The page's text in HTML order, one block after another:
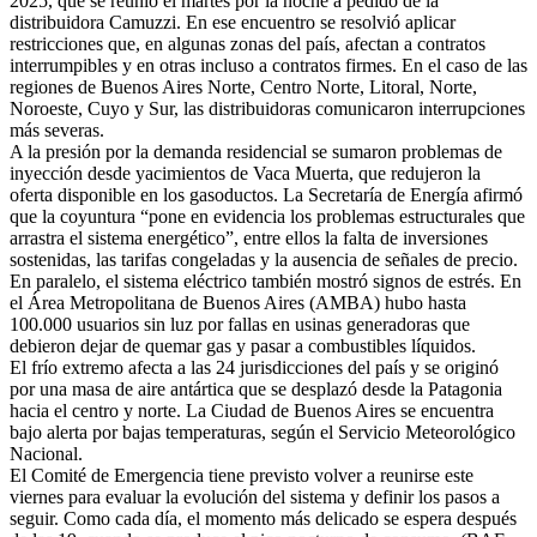
distribuidora Camuzzi. En ese encuentro se resolvió aplicar
restricciones que, en algunas zonas del país, afectan a contratos
interrumpibles y en otras incluso a contratos firmes. En el caso de las
regiones de Buenos Aires Norte, Centro Norte, Litoral, Norte,
Noroeste, Cuyo y Sur, las distribuidoras comunicaron interrupciones
más severas.
A la presión por la demanda residencial se sumaron problemas de
inyección desde yacimientos de Vaca Muerta, que redujeron la
oferta disponible en los gasoductos. La Secretaría de Energía afirmó
que la coyuntura “pone en evidencia los problemas estructurales que
arrastra el sistema energético”, entre ellos la falta de inversiones
sostenidas, las tarifas congeladas y la ausencia de señales de precio.
En paralelo, el sistema eléctrico también mostró signos de estrés. En
el Área Metropolitana de Buenos Aires (AMBA) hubo hasta
100.000 usuarios sin luz por fallas en usinas generadoras que
debieron dejar de quemar gas y pasar a combustibles líquidos.
El frío extremo afecta a las 24 jurisdicciones del país y se originó
por una masa de aire antártica que se desplazó desde la Patagonia
hacia el centro y norte. La Ciudad de Buenos Aires se encuentra
bajo alerta por bajas temperaturas, según el Servicio Meteorológico
Nacional.
El Comité de Emergencia tiene previsto volver a reunirse este
viernes para evaluar la evolución del sistema y definir los pasos a
seguir. Como cada día, el momento más delicado se espera después